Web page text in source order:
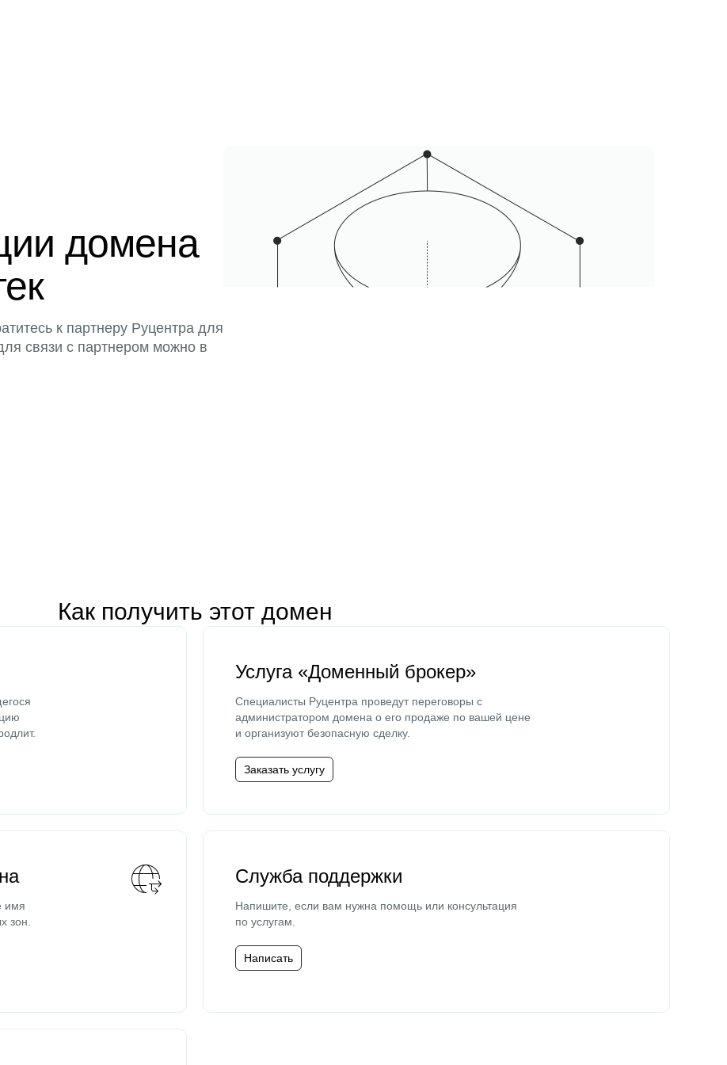
домена
к партнеру Руцентра для
связи с партнером можно в
Как получить этот домен
Услуга «Доменный брокер»
Специалисты Руцентра проведут переговоры с
администратором домена о его продаже по вашей цене
и организуют безопасную сделку.
Заказать услугу
имя
зон.
Служба поддержки
Напишите, если вам нужна помощь или консультация
по услугам.
Написать